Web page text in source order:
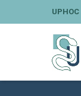
UPHOC